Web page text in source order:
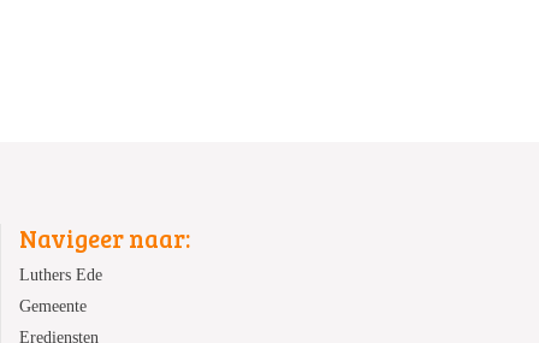
Navigeer naar:
Luthers Ede
Gemeente
Erediensten